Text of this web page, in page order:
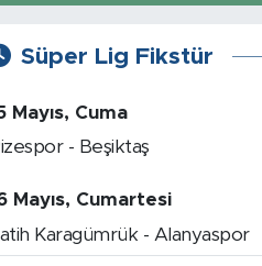
Süper Lig Fikstür
Mayıs, Cuma
- Beşiktaş
Mayıs, Cumartesi
Karagümrük - Alanyaspor